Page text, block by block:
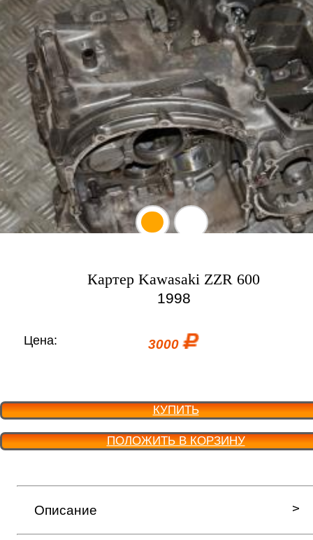
Картер Kawasaki ZZR 600
1998
Цена: 3000
КУПИТЬ
ПОЛОЖИТЬ В КОРЗИНУ
Описание